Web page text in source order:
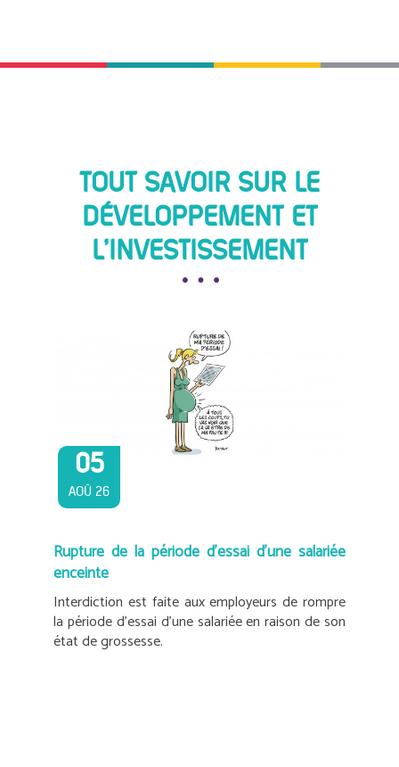
TOUT SAVOIR SUR LE
DÉVELOPPEMENT ET
L'INVESTISSEMENT
05
AOÛ 26
Rupture de la période d’essai d’une salariée
enceinte
Interdiction est faite aux employeurs de rompre
la période d’essai d’une salariée en raison de son
état de grossesse.